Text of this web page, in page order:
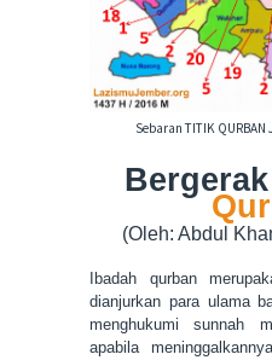
Sebaran TITIK
(Oleh: Abdul
Ibadah qurban
dianjurkan para ulama
menghukumi sunnah
apabila